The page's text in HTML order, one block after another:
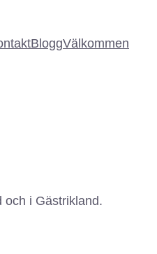
BloggVälkommen
och i Gästrikland.